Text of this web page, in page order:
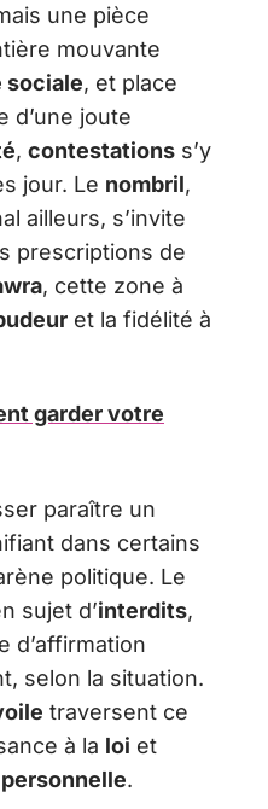
une pièce
mouvante
sociale, et place
d’une joute
, contestations s’y
jour. Le nombril,
ailleurs, s’invite
prescriptions de
, cette zone à
et la fidélité à
garder votre
paraître un
dans certains
politique. Le
sujet d’interdits,
d’affirmation
selon la situation.
traversent ce
à la loi et
.